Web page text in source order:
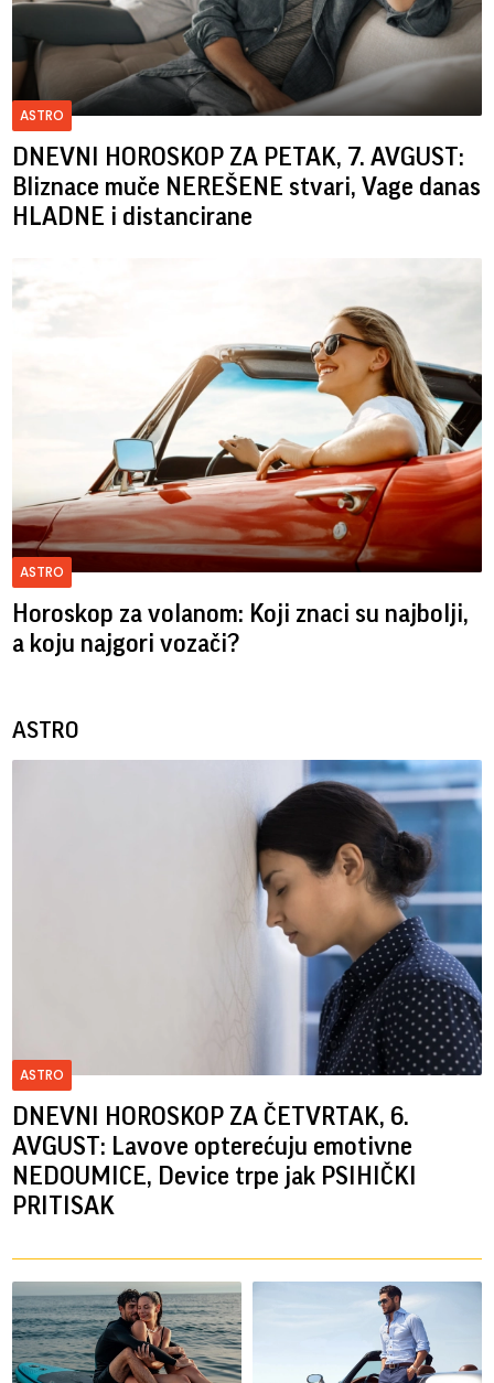
ASTRO
DNEVNI HOROSKOP ZA PETAK, 7. AVGUST:
Bliznace muče NEREŠENE stvari, Vage danas
HLADNE i distancirane
ASTRO
Horoskop za volanom: Koji znaci su najbolji,
a koju najgori vozači?
ASTRO
ASTRO
DNEVNI HOROSKOP ZA ČETVRTAK, 6.
AVGUST: Lavove opterećuju emotivne
NEDOUMICE, Device trpe jak PSIHIČKI
PRITISAK